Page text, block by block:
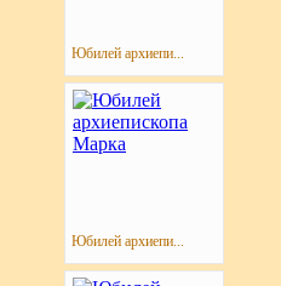
Юбилей архиепи...
Юбилей архиепи...